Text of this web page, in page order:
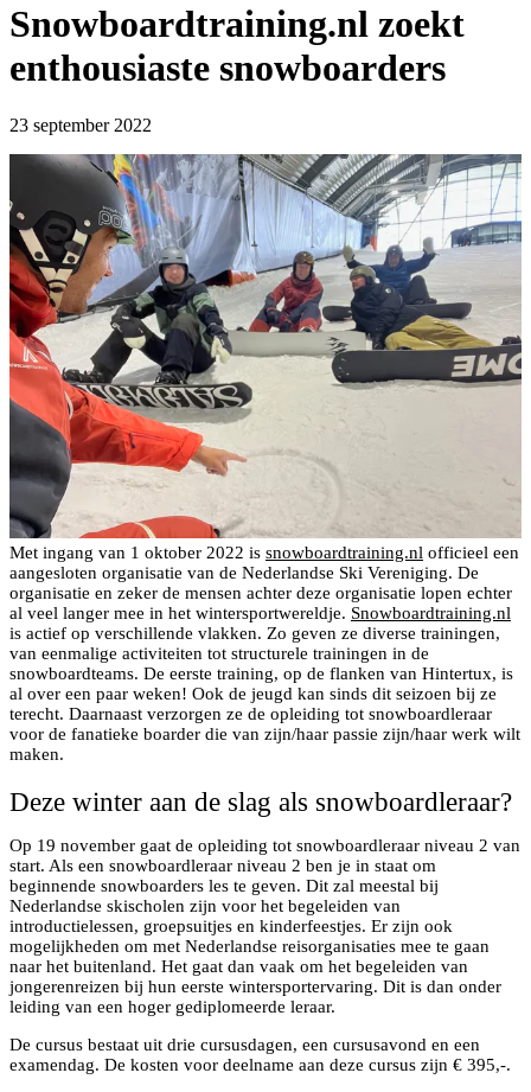
Snowboardtraining.nl zoekt
enthousiaste snowboarders
23 september 2022
Met ingang van 1 oktober 2022 is snowboardtraining.nl officieel een
aangesloten organisatie van de Nederlandse Ski Vereniging. De
organisatie en zeker de mensen achter deze organisatie lopen echter
al veel langer mee in het wintersportwereldje. Snowboardtraining.nl
is actief op verschillende vlakken. Zo geven ze diverse trainingen,
van eenmalige activiteiten tot structurele trainingen in de
snowboardteams. De eerste training, op de flanken van Hintertux, is
al over een paar weken! Ook de jeugd kan sinds dit seizoen bij ze
terecht. Daarnaast verzorgen ze de opleiding tot snowboardleraar
voor de fanatieke boarder die van zijn/haar passie zijn/haar werk wilt
maken.
Deze winter aan de slag als snowboardleraar?
Op 19 november gaat de opleiding tot snowboardleraar niveau 2 van
start. Als een snowboardleraar niveau 2 ben je in staat om
beginnende snowboarders les te geven. Dit zal meestal bij
Nederlandse skischolen zijn voor het begeleiden van
introductielessen, groepsuitjes en kinderfeestjes. Er zijn ook
mogelijkheden om met Nederlandse reisorganisaties mee te gaan
naar het buitenland. Het gaat dan vaak om het begeleiden van
jongerenreizen bij hun eerste wintersportervaring. Dit is dan onder
leiding van een hoger gediplomeerde leraar.
De cursus bestaat uit drie cursusdagen, een cursusavond en een
examendag. De kosten voor deelname aan deze cursus zijn € 395,-.